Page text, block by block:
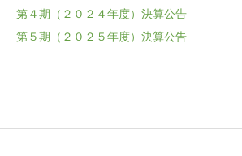
第４期（２０２４年度）決算公告
第５期（２０２５年度）決算公告